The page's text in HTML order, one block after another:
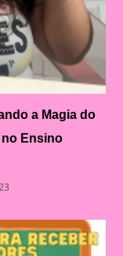
a Magia do
no Ensino